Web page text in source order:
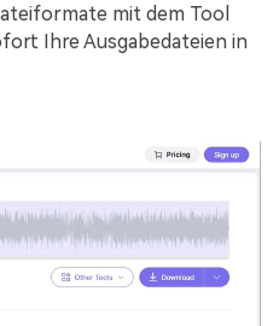
mit dem Tool
Ihre Ausgabedateien in